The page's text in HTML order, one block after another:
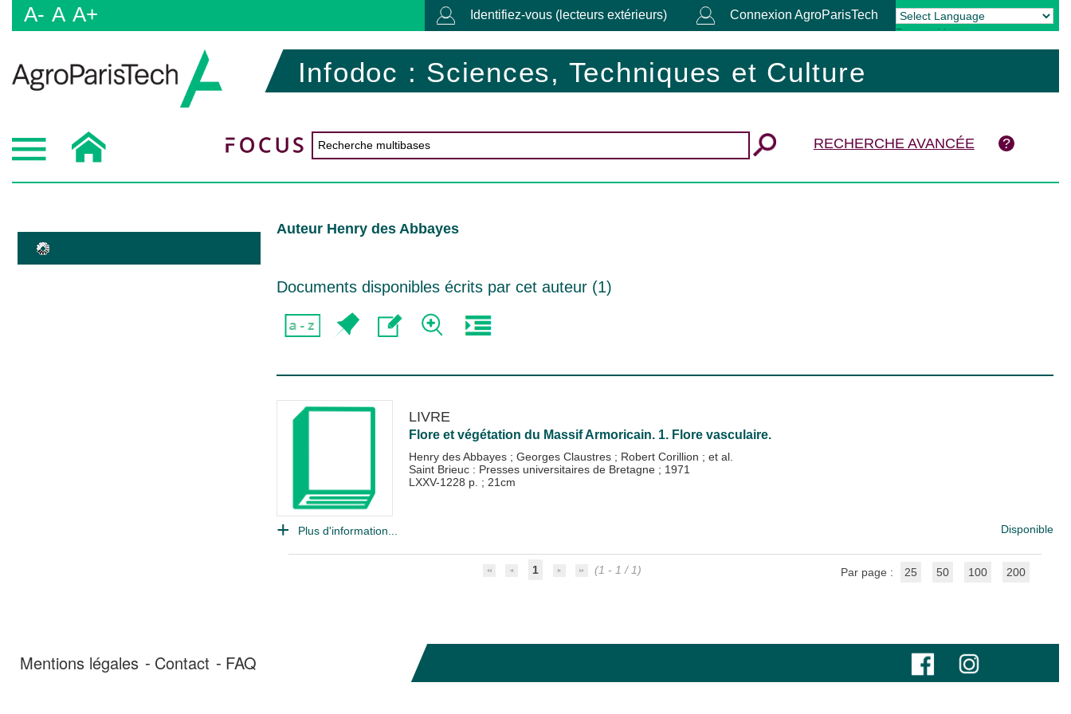
A- A A+ Identifiez-vous (lecteurs extérieurs) Connexion AgroParisTech
Powered by Translate
Infodoc : Sciences, Techniques et Culture
RECHERCHE AVANCÉE
Auteur Henry des Abbayes
Documents disponibles écrits par cet auteur (1)
LIVRE
Flore et végétation du Massif Armoricain. 1. Flore vasculaire.
Henry des Abbayes ; Georges Claustres ; Robert Corillion ; et al.
Saint Brieuc : Presses universitaires de Bretagne ; 1971
LXXV-1228 p. ; 21cm
Plus d'information... Disponible
1 (1 - 1 / 1) Par page : 25 50 100 200
Mentions légales Contact FAQ